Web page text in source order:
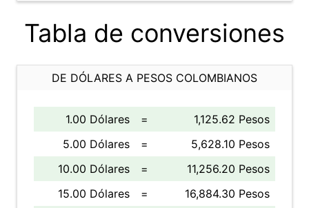
Tabla de conversiones
DE DÓLARES A PESOS COLOMBIANOS
1.00 Dólares =
1,125.62 Pesos
5.00 Dólares
=
5,628.10 Pesos
10.00 Dólares
=
11,256.20 Pesos
15.00 Dólares
=
16,884.30 Pesos